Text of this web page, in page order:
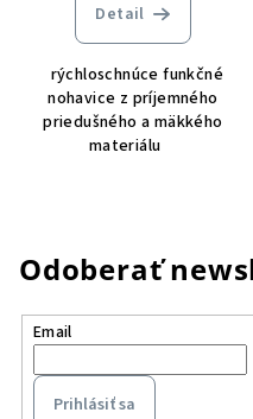
Detail
rýchloschnúce funkčné
nohavice z príjemného
priedušného a mäkkého
materiálu
Odoberať
Email
Prihlásiť sa